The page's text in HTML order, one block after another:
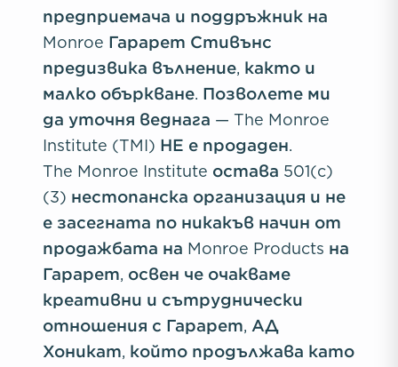
предприемача и поддръжник на
Monroe Гарарет Стивънс
предизвика вълнение, както и
малко объркване. Позволете ми
да уточня веднага — The Monroe
Institute (TMI) НЕ е продаден.
The Monroe Institute остава 501(c)
(3) нестопанска организация и не
е засегната по никакъв начин от
продажбата на Monroe Products на
Гарарет, освен че очакваме
креативни и сътруднически
отношения с Гарарет, АД
Хоникат, който продължава като